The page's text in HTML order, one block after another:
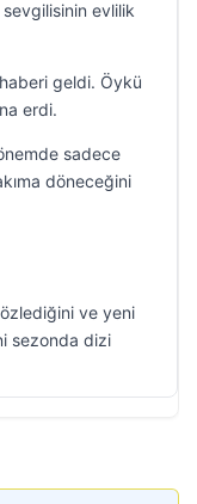
sevgilisinin evlilik
geldi. Öykü
erdi.
sadece
döneceğini
ve yeni
sezonda dizi